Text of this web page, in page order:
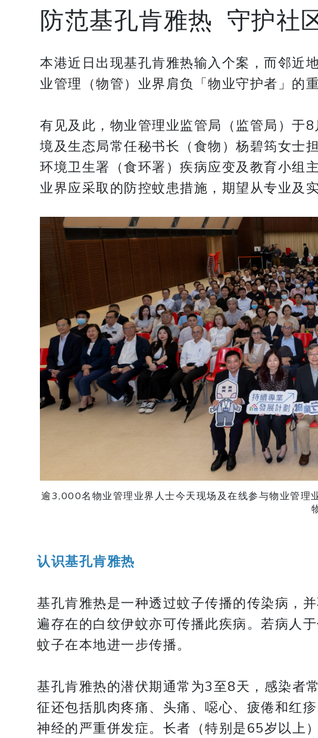
防范基孔肯雅热 守护社
本港近日出现基孔肯雅热输入个案，而邻近
业管理（物管）业界肩负「物业守护者」的
有见及此，物业管理业监管局（监管局）于
境及生态局常任秘书长（食物）杨碧筠女士
环境卫生署（食环署）疾病应变及教育小组
业界应采取的防控蚊患措施，期望从专业及
逾3,000名物业管理业界人士今天现场及在线参与物业管理
认识基孔肯雅热
基孔肯雅热是一种透过蚊子传播的传染病，
遍存在的白纹伊蚊亦可传播此疾病。若病人
蚊子在本地进一步传播。
基孔肯雅热的潜伏期通常为3至8天，感染者
征还包括肌肉疼痛、头痛、噁心、疲倦和红
神经的严重併发症。长者（特别是65岁以上